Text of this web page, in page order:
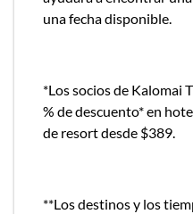
una fecha disponible.
*Los socios de Kalomai
% de descuento* en
de resort desde $389.
**Los destinos y los